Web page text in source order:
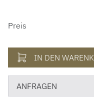
Preis
IN DEN
ANFRAGEN